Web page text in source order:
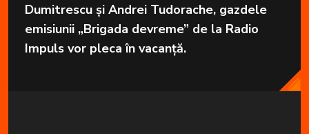
Dumitrescu și Andrei Tudorache, gazdele
emisiunii „Brigada devreme” de la Radio
Impuls vor pleca în vacanță.